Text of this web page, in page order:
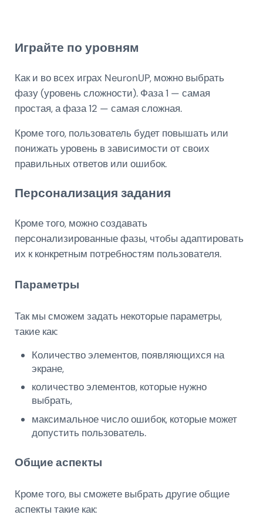
Играйте по уровням
Как и во всех играх NeuronUP, можно выбрать
фазу (уровень сложности). Фаза 1 — самая
простая, а фаза 12 — самая сложная.
Кроме того, пользователь будет повышать или
понижать уровень в зависимости от своих
правильных ответов или ошибок.
Персонализация задания
Кроме того, можно создавать
персонализированные фазы, чтобы адаптировать
их к конкретным потребностям пользователя.
Параметры
Так мы сможем задать некоторые параметры,
такие как:
Количество элементов, появляющихся на
экране,
количество элементов, которые нужно
выбрать,
максимальное число ошибок, которые может
допустить пользователь.
Общие аспекты
Кроме того, вы сможете выбрать другие общие
аспекты такие как: